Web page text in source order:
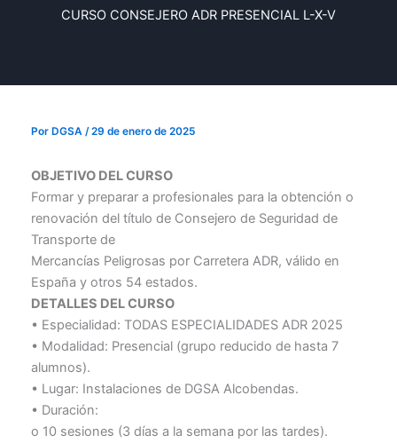
CURSO CONSEJERO ADR PRESENCIAL L-X-V
Por DGSA /29 de enero de 2025
OBJETIVO DEL CURSO
Formar y preparar a profesionales para la obtención o
renovación del título de Consejero de Seguridad de
Transporte de
Mercancías Peligrosas por Carretera ADR, válido en
España y otros 54 estados.
DETALLES DEL CURSO
• Especialidad: TODAS ESPECIALIDADES ADR 2025
• Modalidad: Presencial (grupo reducido de hasta 7
alumnos).
• Lugar: Instalaciones de DGSA Alcobendas.
• Duración:
o 10 sesiones (3 días a la semana por las tardes).